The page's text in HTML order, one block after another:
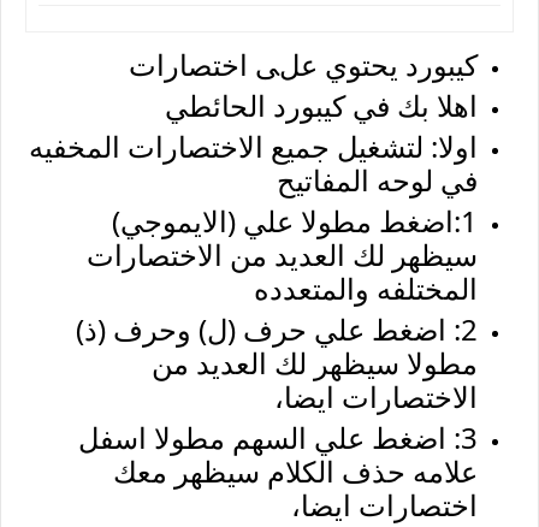
كيبورد يحتوي علﯽ اختصارات
اهلا بك في كيبورد الحائطي
اولا: لتشغيل جميع الاختصارات المخفيه
في لوحه المفاتيح
1:اضغط مطولا علي (الايموجي)
سيظهر لك العديد من الاختصارات
المختلفه والمتعدده
2: اضغط علي حرف (ل) وحرف (ذ)
مطولا سيظهر لك العديد من
الاختصارات ايضا،
3: اضغط علي السهم مطولا اسفل
علامه حذف الكلام سيظهر معك
اختصارات ايضا،